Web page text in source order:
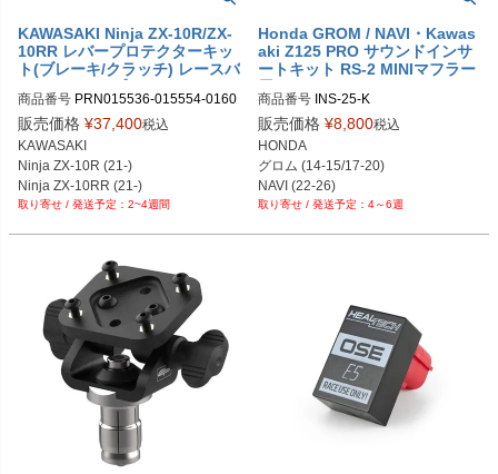
PRN015536-015554-016067-01616
8-10
PRN015536-015554-016067-01616
8-11
PRN015536-015554-016067-01616
8-12
PRN015536-015554-016067-01616
8-13
PRN015536-015554-016067-01616
8-14
PRN015536-015554-016067-01616
8-15
PRN015536-015554-016067-01616
8-17
PRN015536-015554-016067-01616
PRN015536-015554-016067-01616
PRN015536-015554-016067-01616
PRN015536-015554-016067-01616
PRN015536-015554-016067-01607
6-10
PRN015536-015554-016067-01607
6-11
PRN015536-015554-016067-01607
6-12
PRN015536-015554-016067-01607
6-13
KAWASAKI Ninja ZX-10R/ZX-
10RR レバープロテクターキッ
ト(ブレーキ/クラッチ) レースバ
ーエンドタイプ Evotech Perfo
rmance
商品番号 PRN015536-015554-0160
53-016076
PRN015536-015554-016053-01607
6-01
PRN015536-015554-016053-01607
6-02
6-03
PRN015536-015554-016053-01607
PRN015536-015554-016053-01607
6-05
PRN015536-015554-016053-01607
PRN015536-015554-016053-01607
PRN015536-015554-016053-01607
PRN015536-015554-016053-01607
販売価格 ¥37,400税込
KAWASAKI
Ninja ZX-10R (21-)
Ninja ZX-10RR (21-)
ZX-10R (16-20)
2~4週間
Honda GROM / NAVI・Kawas
aki Z125 PRO サウンドインサ
ートキット RS-2 MINIマフラー
用 USヨシムラ
商品番号 INS-25-K
販売価格 ¥8,800税込
HONDA
グロム (14-15/17-20)
NAVI (22-26)
KAWASAKI
4～6週